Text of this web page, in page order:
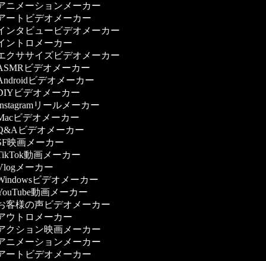
ニメーションメーカー
ートビデオメーカー
ンタビュービデオメーカー
ントロメーカー
クササイズビデオメーカー
ビデオメーカー
ビデオメーカー
ビデオメーカー
リールメーカー
ビデオメーカー
ビデオメーカー
映画メーカー
動画メーカー
メーカー
ビデオメーカー
動画メーカー
客様の声ビデオメーカー
ウトロメーカー
クション映画メーカー
ニメーションメーカー
ートビデオメーカー